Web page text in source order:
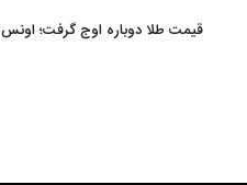
قیمت طلا دوباره اوج گرفت؛ اونس ۴۳۳۶ دلار شد